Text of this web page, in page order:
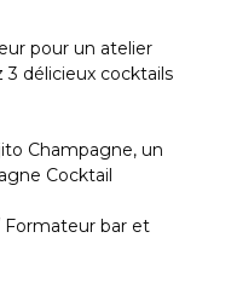
pour un atelier
délicieux cocktails
Champagne, un
Cocktail
Formateur bar et